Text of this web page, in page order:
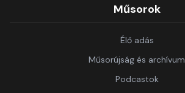
Műsorok
Élő adás
Műsorújság és archívum
Podcastok